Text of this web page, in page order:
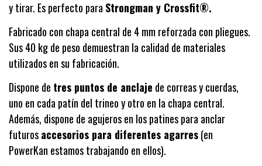
y tirar. Es perfecto para Strongman y Crossfit®.
Fabricado con chapa central de 4 mm reforzada con pliegues.
Sus 40 kg de peso demuestran la calidad de materiales
utilizados en su fabricación.
Dispone de tres puntos de anclaje de correas y cuerdas,
uno en cada patín del trineo y otro en la chapa central.
Además, dispone de agujeros en los patines para anclar
futurosaccesorios para diferentes agarres(en
PowerKan estamos trabajando en ellos).